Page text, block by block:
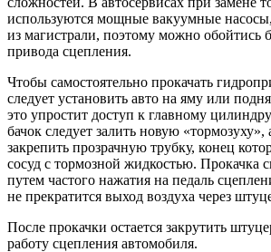
используются мощные вакуумные
из магистрали, поэтому можно обойтись
привода сцепления.
Чтобы самостоятельно прокачать
следует установить авто на яму или
это упростит доступ к главному
бачок следует залить новую
закрепить прозрачную трубку, конец
сосуд с тормозной жидкостью. Прокачка
путем частого нажатия на педаль
не прекратится выход воздуха через
После прокачки остается закрутить
работу сцепления автомобиля.